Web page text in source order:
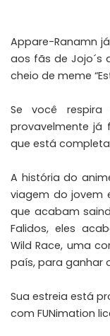
Appare-Ranamn
aos fãs de Jojo´s
cheio de meme
Se você
provavelmente já
que está
A história do
viagem do jovem
que acabam
Falidos, eles
Wild Race, uma
país, para ganhar
Sua estreia está
com FUNimation